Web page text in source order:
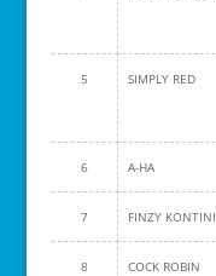
5 SIMPLY RED
6 A-HA
7 FINZY KONTINI
8 COCK ROBIN